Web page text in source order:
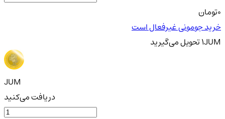
تومان
خرید جومونی غیرفعال است
1JUM تحویلمی‌گیرید
JUM
دریافت می‌کنید